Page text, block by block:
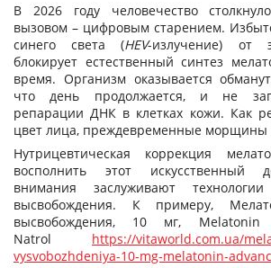
В 2026 году человечество
вызовом – цифровым старением.
синего света (HEV-излучение) от
блокирует естественный синтез
время. Организм оказывается
что день продолжается, и не
репарации ДНК в клетках кожи. Как
цвет лица, преждевременные морщины
Нутрицевтическая коррекция
восполнить этот искусственный
внимания заслуживают технологии
высвобождения. К примеру,
высвобождения, 10 мг, Melatonin
Natrol https://vitaworld.com.ua/
vysvobozhdeniya-10-mg-melatonin-